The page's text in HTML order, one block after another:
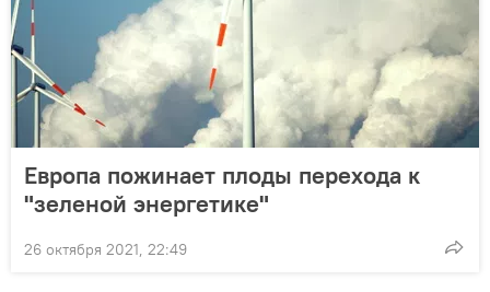
Европа пожинает плоды перехода к
"зеленой энергетике"
26 октября 2021, 22:49